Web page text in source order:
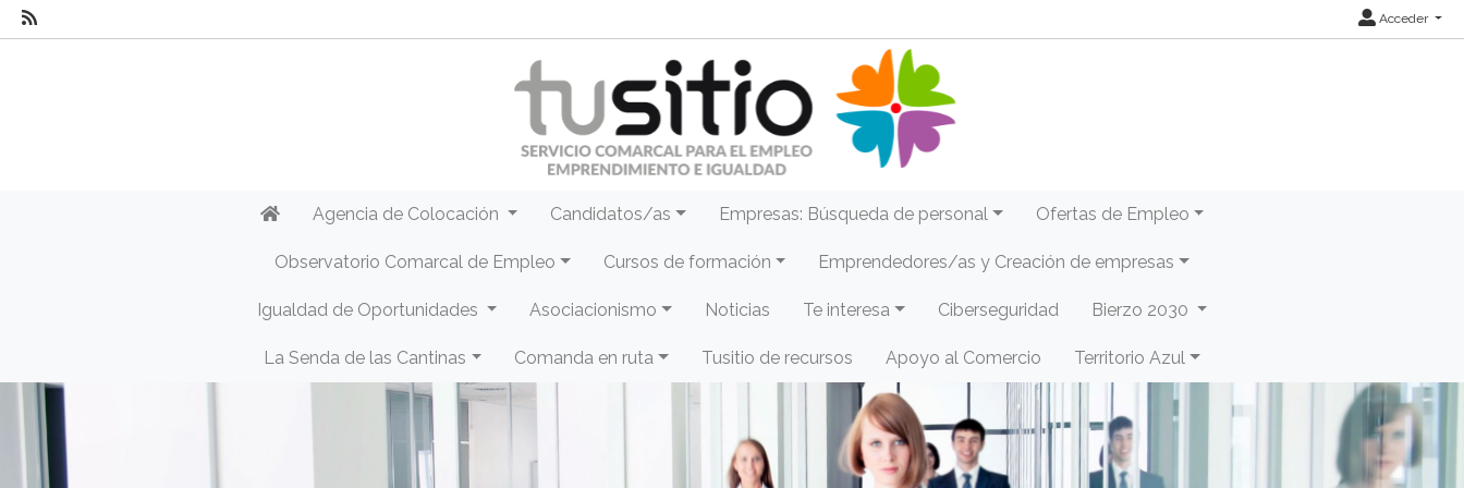
Acceder
Agencia de Colocación Candidatos/as Empresas: Búsqueda de personal Ofertas de Empleo
Observatorio Comarcal de Empleo Cursos de formación Emprendedores/as y Creación de empresas
Igualdad de Oportunidades Asociacionismo Noticias Te interesa Ciberseguridad Bierzo 2030
La Senda de las Cantinas Comanda en ruta Tusitio de recursos Apoyo al Comercio Territorio Azul